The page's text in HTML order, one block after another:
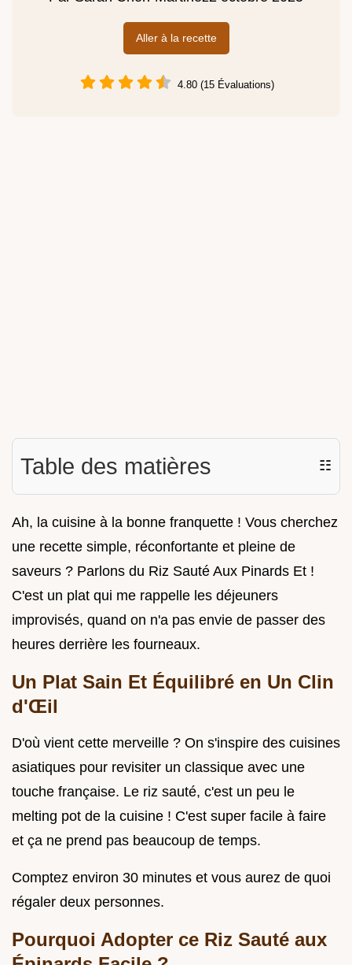
Aller à la recette
4.80 (15 Évaluations)
Table des matières ☷
Ah, la cuisine à la bonne franquette ! Vous cherchez
une recette simple, réconfortante et pleine de
saveurs ? Parlons du Riz Sauté Aux Pinards Et !
C'est un plat qui me rappelle les déjeuners
improvisés, quand on n'a pas envie de passer des
heures derrière les fourneaux.
Un Plat Sain Et Équilibré en Un Clin
d'Œil
D'où vient cette merveille ? On s'inspire des cuisines
asiatiques pour revisiter un classique avec une
touche française. Le riz sauté, c'est un peu le
melting pot de la cuisine ! C'est super facile à faire
et ça ne prend pas beaucoup de temps.
Comptez environ 30 minutes et vous aurez de quoi
régaler deux personnes.
Pourquoi Adopter ce Riz Sauté aux